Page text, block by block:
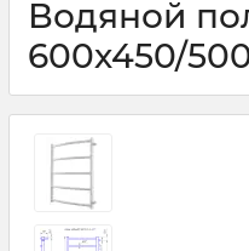
Водяной
600х450/